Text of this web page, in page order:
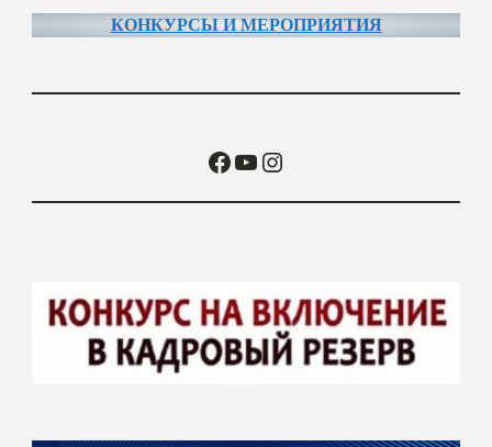
КОНКУРСЫ И МЕРОПРИЯТИЯ
Facebook
YouTube
Instagram